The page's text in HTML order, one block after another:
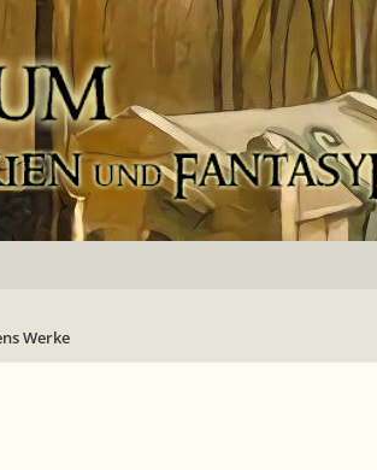
Werke